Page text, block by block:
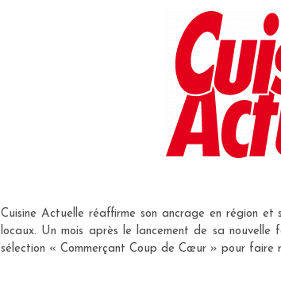
Cuisine Actuelle réaffirme son ancrage en région et
locaux. Un mois après le lancement de sa
sélection « Commerçant Coup de Cœur » pour faire